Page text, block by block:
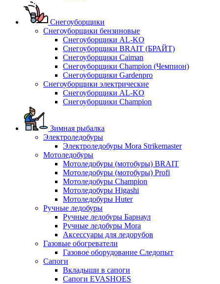
Снегоуборщики
Снегоуборщики бензиновые
Снегоуборщики AL-KO
Снегоуборщики BRAIT (БРАЙТ)
Снегоуборщики Caiman
Снегоуборщики Champion (Чемпион)
Снегоуборщики Gardenpro
Снегоуборщики электрические
Снегоуборщики AL-KO
Снегоуборщики Champion
Зимная рыбалка
Электроледобуры
Электроледобуры Mora Strikemaster
Мотоледобуры
Мотоледобуры (мотобуры) BRAIT
Мотоледобуры (мотобуры) Profi
Мотоледобуры Champion
Мотоледобуры Higashi
Мотоледобуры Huter
Ручные ледобуры
Ручные ледобуры Барнаул
Ручные ледобуры Mora
Аксессуары для ледорубов
Газовые обогреватели
Газовое оборудование Следопыт
Сапоги
Вкладыши в сапоги
Сапоги EVASHOES